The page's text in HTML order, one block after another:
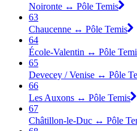
Noironte ↔ Pôle Temis
63
Chaucenne ↔ Pôle Temis
64
École-Valentin ↔ Pôle
65
Devecey / Venise ↔ Pôle
66
Les Auxons ↔ Pôle Temis
67
Châtillon-le-Duc ↔ Pôle